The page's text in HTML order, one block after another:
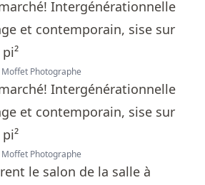
Photographe
Photographe
le salon de la salle à